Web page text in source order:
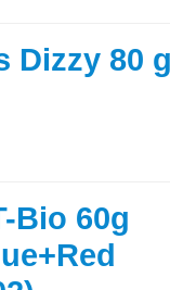
Dizzy 80
Bio 60g